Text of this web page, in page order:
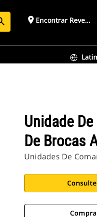
place Encontrar
Unidade
De Brocas
Unidades De